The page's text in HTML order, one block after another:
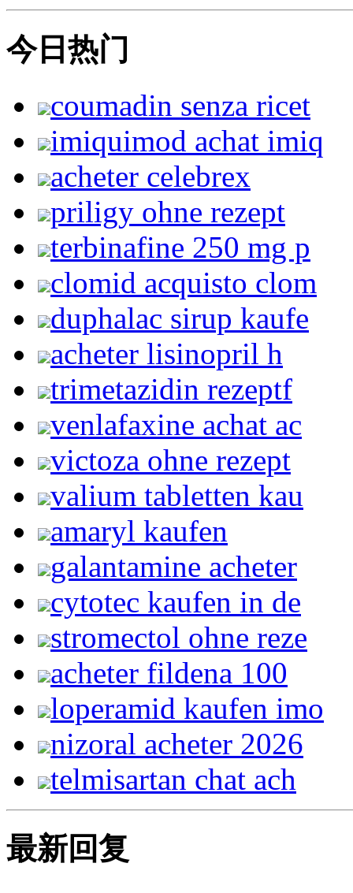
今日热门
coumadin senza ricet
imiquimod achat imiq
acheter celebrex
priligy ohne rezept
terbinafine 250 mg p
clomid acquisto clom
duphalac sirup kaufe
acheter lisinopril h
trimetazidin rezeptf
venlafaxine achat ac
victoza ohne rezept
valium tabletten kau
amaryl kaufen
galantamine acheter
cytotec kaufen in de
stromectol ohne reze
acheter fildena 100
loperamid kaufen imo
nizoral acheter 2026
telmisartan chat ach
最新回复